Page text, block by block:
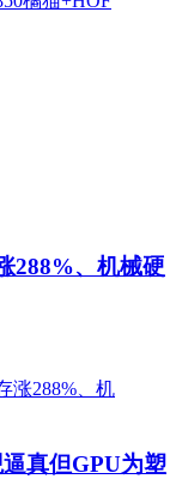
288%、机械硬
真但GPU为塑